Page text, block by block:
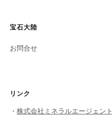
宝石大陸
お問合せ
リンク
・ 株式会社ミネラルエージェント